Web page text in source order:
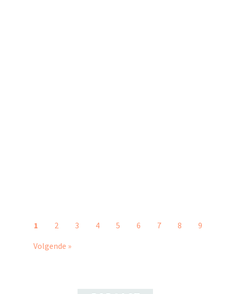
1 2 3 4 5 6 7 8
9
Volgende »